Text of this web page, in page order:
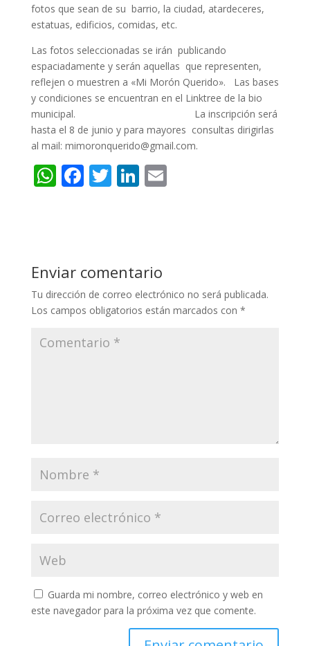
fotos que sean de su barrio, la ciudad, atardeceres,
estatuas, edificios, comidas, etc.
Las fotos seleccionadas se irán publicando
espaciadamente y serán aquellas que representen,
reflejen o muestren a «Mi Morón Querido». Las bases
y condiciones se encuentran en el Linktree de la bio
municipal. La inscripción será
hasta el 8 de junio y para mayores consultas dirigirlas
al mail: mimoronquerido@gmail.com.
W
A
p
p
F
o
o
k
T Li
dI
n
E
Enviar comentario
Tu dirección de correo electrónico no será publicada.
Los campos obligatorios están marcados con *
Guarda mi nombre, correo electrónico y web en
este navegador para la próxima vez que comente.